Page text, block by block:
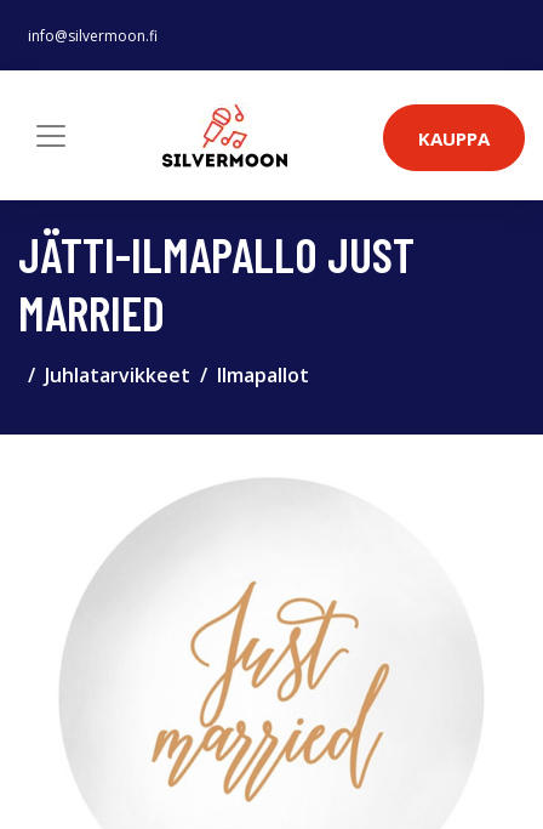
info@silvermoon.fi
KAUPPA
JÄTTI-ILMAPALLO JUST
MARRIED
Juhlatarvikkeet Ilmapallot